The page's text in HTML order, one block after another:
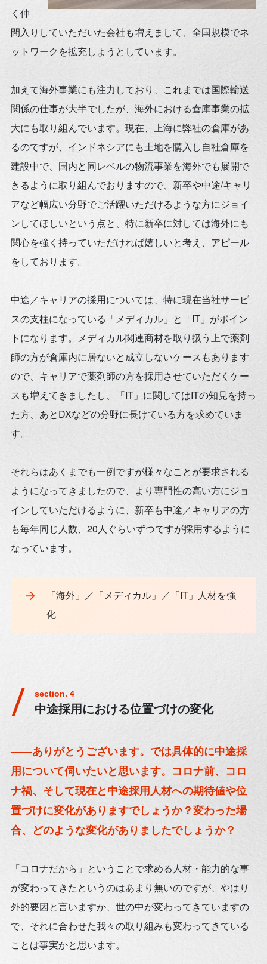
く仲
間入りしていただいた会社も増えまして、全国規模でネ
ットワークを拡充しようとしています。
加えて海外事業にも注力しており、これまでは国際輸送
関係の仕事が大半でしたが、海外における倉庫事業の拡
大にも取り組んでいます。現在、上海に弊社の倉庫があ
るのですが、インドネシアにも土地を購入し自社倉庫を
建設中で、国内と同レベルの物流事業を海外でも展開で
きるように取り組んでおりますので、新卒や中途/キャリ
アなど幅広い分野でご活躍いただけるような方にジョイ
ンしてほしいという点と、特に新卒に対しては海外にも
関心を強く持っていただければ嬉しいと考え、アピール
をしております。
中途／キャリアの採用については、特に現在当社サービ
スの支柱になっている「メディカル」と「IT」がポイン
トになります。メディカル関連商材を取り扱う上で薬剤
師の方が倉庫内に居ないと成立しないケースもあります
ので、キャリアで薬剤師の方を採用させていただくケー
スも増えてきましたし、「IT」に関してはITの知見を持っ
た方、あとDXなどの分野に長けている方を求めていま
す。
それらはあくまでも一例ですが様々なことが要求される
ようになってきましたので、より専門性の高い方にジョ
インしていただけるように、新卒も中途／キャリアの方
も毎年同じ人数、20人ぐらいずつですが採用するように
なっています。
「海外」／「メディカル」／「IT」人材を強
化
中途採用における位置づけの変化
——ありがとうございます。では具体的に中途採
用について伺いたいと思います。コロナ前、コロ
ナ禍、そして現在と中途採用人材への期待値や位
置づけに変化がありますでしょうか？変わった場
合、どのような変化がありましたでしょうか？
「コロナだから」ということで求める人材・能力的な事
が変わってきたというのはあまり無いのですが、やはり
外的要因と言いますか、世の中が変わってきていますの
で、それに合わせた我々の取り組みも変わってきている
ことは事実かと思います。